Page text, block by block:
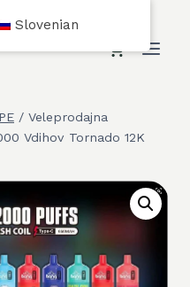
/ Veleprodajna
Vdihov Tornado 12K
Slovenian